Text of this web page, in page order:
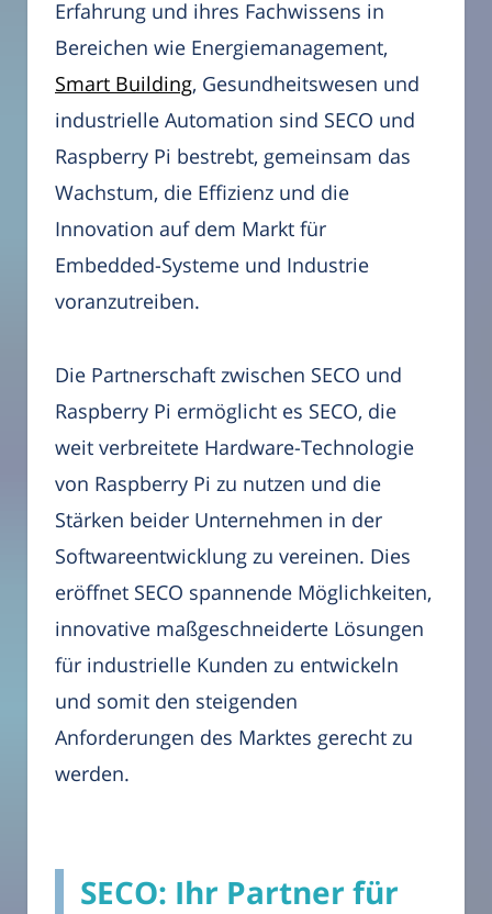
Erfahrung und ihres Fachwissens in
Bereichen wie Energiemanagement,
Smart Building, Gesundheitswesen und
industrielle Automation sind SECO und
Raspberry Pi bestrebt, gemeinsam das
Wachstum, die Effizienz und die
Innovation auf dem Markt für
Embedded-Systeme und Industrie
voranzutreiben.
Die Partnerschaft zwischen SECO und
Raspberry Pi ermöglicht es SECO, die
weit verbreitete Hardware-Technologie
von Raspberry Pi zu nutzen und die
Stärken beider Unternehmen in der
Softwareentwicklung zu vereinen. Dies
eröffnet SECO spannende Möglichkeiten,
innovative maßgeschneiderte Lösungen
für industrielle Kunden zu entwickeln
und somit den steigenden
Anforderungen des Marktes gerecht zu
werden.
SECO: Ihr Partner für